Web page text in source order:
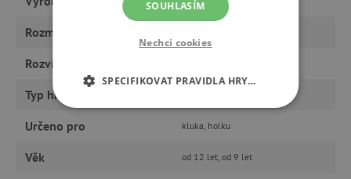
Rozměry
Rozvíjí
Typ hračky
Určeno pro kluka, holku
Věk od 12 let, od 9 let
SOUHLASÍM
Nechci cookies
SPECIFIKOVAT PRAVIDLA HRY…
NEZBYTNĚ NUTNÉ COOKIES
ANALYTICKÉ COOKIES